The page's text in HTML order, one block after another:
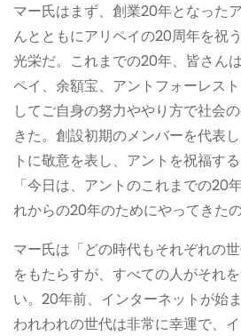
マー氏はまず、創業20年となった
んとともにアリペイの20周年を祝
光栄だ。これまでの20年、皆さん
ペイ、余額宝、アントフォーレス
してご自身の努力ややり方で社会
きた。創設初期のメンバーを代表
トに敬意を表し、アントを祝福す
「今日は、アントのこれまでの20
れからの20年のためにやってきた
マー氏は「どの時代もそれぞれの
をもたらすが、すべての人がそれ
い。20年前、インターネットが始
われわれの世代は非常に幸運で、